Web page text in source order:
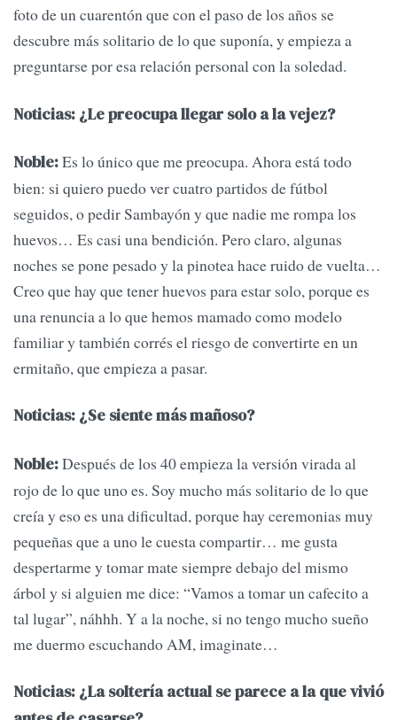
foto de un cuarentón que con el paso de los años se
descubre más solitario de lo que suponía, y empieza a
preguntarse por esa relación personal con la soledad.
Noticias: ¿Le preocupa llegar solo a la vejez?
Noble:Es lo único que me preocupa. Ahora está todo
bien: si quiero puedo ver cuatro partidos de fútbol
seguidos, o pedir Sambayón y que nadie me rompa los
huevos… Es casi una bendición. Pero claro, algunas
noches se pone pesado y la pinotea hace ruido de vuelta…
Creo que hay que tener huevos para estar solo, porque es
una renuncia a lo que hemos mamado como modelo
familiar y también corrés el riesgo de convertirte en un
ermitaño, que empieza a pasar.
Noticias: ¿Se siente más mañoso?
Noble:Después de los 40 empieza la versión virada al
rojo de lo que uno es. Soy mucho más solitario de lo que
creía y eso es una dificultad, porque hay ceremonias muy
pequeñas que a uno le cuesta compartir… me gusta
despertarme y tomar mate siempre debajo del mismo
árbol y si alguien me dice: “Vamos a tomar un cafecito a
tal lugar”, náhhh. Y a la noche, si no tengo mucho sueño
me duermo escuchando AM, imaginate…
Noticias: ¿La soltería actual se parece a la que vivió